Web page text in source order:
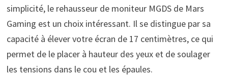
simplicité, le rehausseur de moniteur MGDS de Mars
Gaming est un choix intéressant. Il se distingue par sa
capacité à élever votre écran de 17 centimètres, ce qui
permet de le placer à hauteur des yeux et de soulager
les tensions dans le cou et les épaules.